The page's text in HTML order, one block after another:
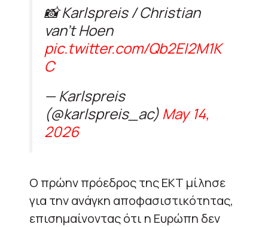
📸 Karlspreis / Christian
van't Hoen
pic.twitter.com/Qb2EI2M1K
C
— Karlspreis
(@karlspreis_ac)May 14,
2026
Ο πρώην πρόεδρος της ΕΚΤ μίλησε
για την ανάγκη αποφασιστικότητας,
επισημαίνοντας ότι η Ευρώπη δεν